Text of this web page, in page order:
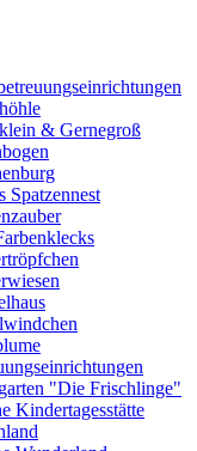
& Gernegroß
Spatzennest
"Die Frischlinge"
Kindertagesstätte